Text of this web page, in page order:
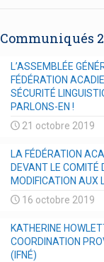
Communiqués
L’ASSEMBLÉE
FÉDÉRATION
SÉCURITÉ
PARLONS-EN !
21 octobre 2019
LA FÉDÉRATION
DEVANT LE COMITÉ
MODIFICATION AUX
16 octobre 2019
KATHERINE
COORDINATION
(IFNÉ)